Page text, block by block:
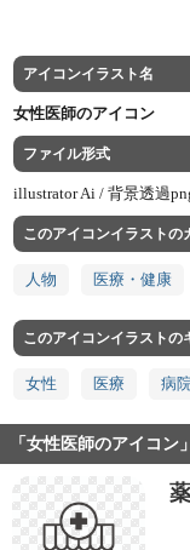
アイコンイラスト名
女性医師のアイコン
ファイル形式
illustrator Ai /背景透過
このアイコンイラストの
人物 医療・健康
このアイコンイラストの
女性 医療 病
「女性医師のアイコン